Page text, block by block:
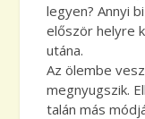
legyen? Annyi
először helyre
utána.
Az ölembe
megnyugszik.
talán más